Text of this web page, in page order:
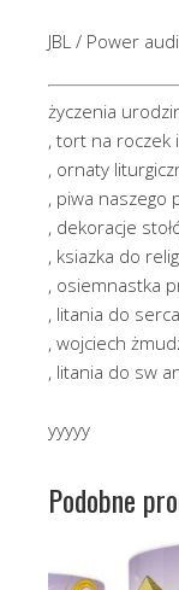
JBL / Power
życzenia
, tort na roczek
, ornaty
, piwa naszego
, dekoracje
, ksiazka do
, osiemnastka
, litania do
, wojciech
, litania do sw
yyyyy
Podobne